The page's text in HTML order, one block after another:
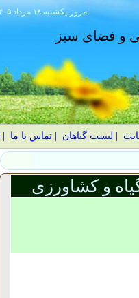
۱۴۰۵ يکشنبه ۱۸ مرداد امروز
و فضای سبز
لیست گیاهان |تماس با ما
و کشاورزی